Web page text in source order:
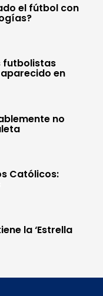
el fútbol con
futbolistas
en
no
Católicos:
la ‘Estrella